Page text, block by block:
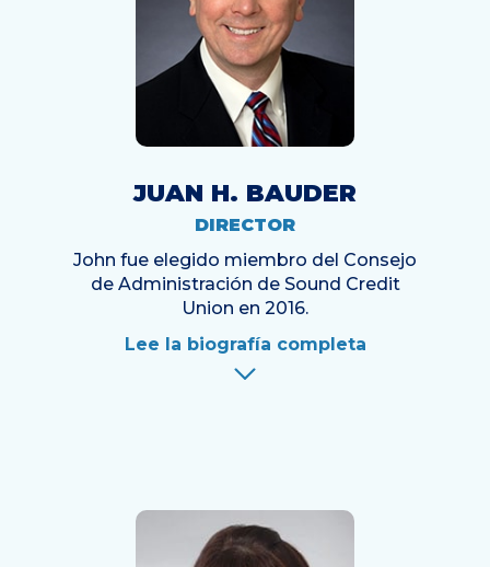
JUAN H. BAUDER
DIRECTOR
John fue elegido miembro del Consejo
de Administración de Sound Credit
Union en 2016.
Lee la biografía completa